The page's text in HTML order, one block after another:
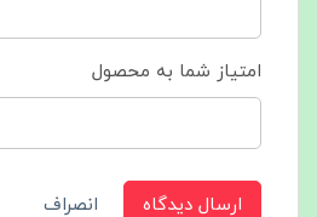
امتیاز شما به محصول
ارسال دیدگاه انصراف